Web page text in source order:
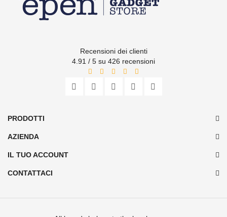
Recensioni dei clienti
4.91 / 5 su 426 recensioni
PRODOTTI
AZIENDA
IL TUO ACCOUNT
CONTATTACI